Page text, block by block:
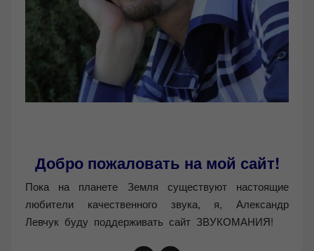
Добро пожаловать на мой сайт!
Пока на планете Земля существуют настоящие
любители качественного звука, я, Александр
Левчук буду поддерживать сайт ЗВУКОМАНИЯ!